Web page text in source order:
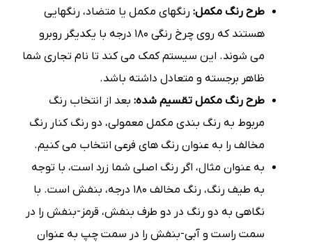
طرح رنگ مکمل: رنگهای مکمل یا متضاد، رنگهایی
هستند که روی چرخ رنگی 180 درجه با یکدیگر روبرو
می شوند. این سیستم کمک می کند تا نام تجاری شما
ظاهر برجسته و متعادل داشته باشد.
طرح رنگ مکمل تقسیم شده: بعد از انتخاب رنگ
مربوط به رنگ بندی مکمل معمولی، دو رنگ کنار رنگ
مخالف را به عنوان رنگ های فرعی انتخاب می کنیم.
به عنوان مثال، اگر رنگ اصلی شما زرد است، با توجه
به طیف رنگ، رنگ مخالف 180 درجه، بنفش است. با
نگاهی به دو رنگ در دو طرف بنفش، قرمز-بنفش را در
سمت راست و آبی-بنفش را در سمت چپ به عنوان